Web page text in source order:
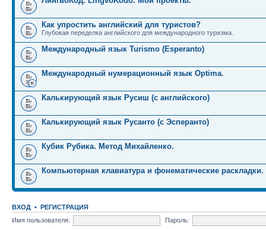
Как упростить английский для туристов?
Глубокая переделка английского для международного туризма.
Международный язык Turismo (Esperanto)
Международный нумерационный язык Optima.
Калькирующий язык Русиш (с английского)
Калькирующий язык Русанто (с Эсперанто)
Кубик Рубика. Метод Михайленко.
Компьютерная клавиатура и фонематические раскладки.
ВХОД • РЕГИСТРАЦИЯ
Имя пользователя:
Пароль: